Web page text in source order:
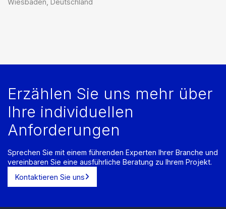
Wiesbaden, Deutschland
Erzählen Sie uns mehr über
Ihre individuellen
Anforderungen
Sprechen Sie mit einem führenden Experten Ihrer Branche und
vereinbaren Sie eine ausführliche Beratung zu Ihrem Projekt.
Kontaktieren Sie uns